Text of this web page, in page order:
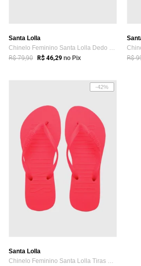
Santa Lolla
Chinelo Feminino Santa Lolla Dedo Preta
R$ 79,90 R$ 46,29 no Pix R$
-42%
Santa Lolla
Chinelo Feminino Santa Lolla Tiras Finas Pink